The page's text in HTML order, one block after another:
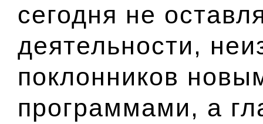
сегодня не
деятельности,
поклонников
программами, а